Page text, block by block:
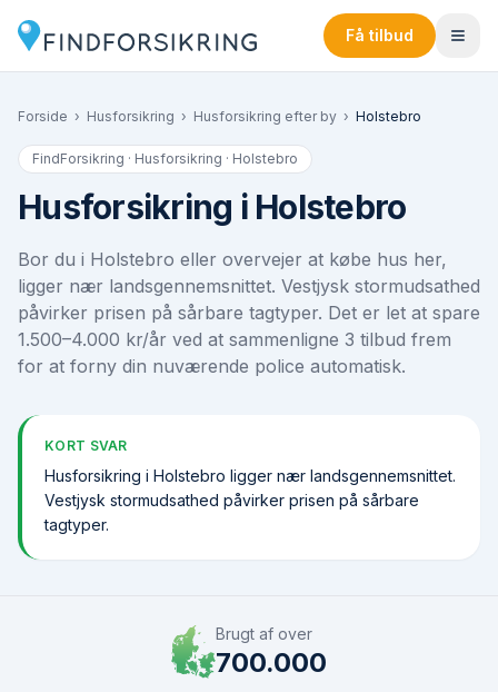
Få tilbud
Forside › Husforsikring › Husforsikring efter by › Holstebro
FindForsikring · Husforsikring · Holstebro
Husforsikring i Holstebro
Bor du i Holstebro eller overvejer at købe hus her,
ligger nær landsgennemsnittet. Vestjysk stormudsathed
påvirker prisen på sårbare tagtyper. Det er let at spare
1.500–4.000 kr/år ved at sammenligne 3 tilbud frem
for at forny din nuværende police automatisk.
KORT SVAR
Husforsikring i Holstebro ligger nær landsgennemsnittet.
Vestjysk stormudsathed påvirker prisen på sårbare
tagtyper.
Brugt af over
700.000